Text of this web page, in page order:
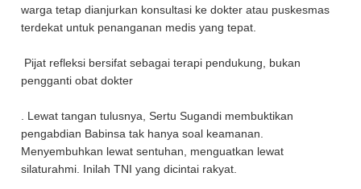
warga tetap dianjurkan konsultasi ke dokter atau puskesmas
terdekat untuk penanganan medis yang tepat.
Pijat refleksi bersifat sebagai terapi pendukung, bukan
pengganti obat dokter
. Lewat tangan tulusnya, Sertu Sugandi membuktikan
pengabdian Babinsa tak hanya soal keamanan.
Menyembuhkan lewat sentuhan, menguatkan lewat
silaturahmi. Inilah TNI yang dicintai rakyat.